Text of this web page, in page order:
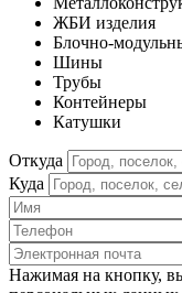
ЖБИ изделия
Блочно-
Шины
Трубы
Контейнеры
Катушки
Откуда
Куда
Нажимая на кнопку,